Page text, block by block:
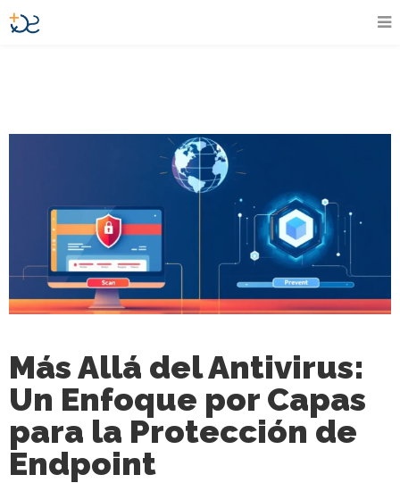
Más Allá del Antivirus:
Un Enfoque por Capas
para la Protección de
Endpoint